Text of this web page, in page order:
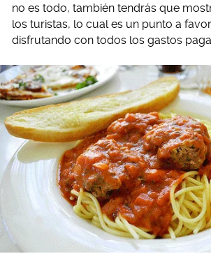
no es todo, también tendrás que
los turistas, lo cual es un punto a
disfrutando con todos los gastos